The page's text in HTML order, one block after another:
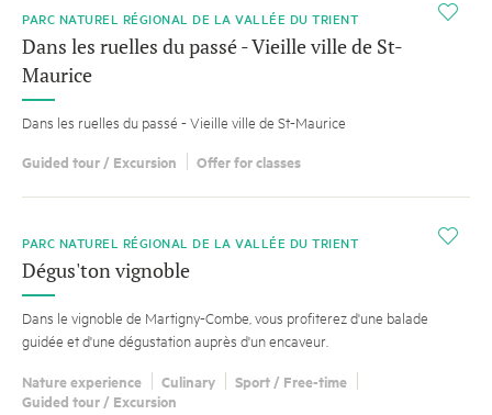
i
PARC NATUREL RÉGIONAL DE LA VALLÉE DU TRIENT
Dans les ruelles du passé - Vieille ville de St-
Maurice
Dans les ruelles du passé - Vieille ville de St-Maurice
Guided tour / Excursion Offer for classes
i
PARC NATUREL RÉGIONAL DE LA VALLÉE DU TRIENT
Dégus'ton vignoble
Dans le vignoble de Martigny-Combe, vous profiterez d'une balade
guidée et d'une dégustation auprès d'un encaveur.
Nature experience Culinary
Sport / Free-time
Guided tour / Excursion